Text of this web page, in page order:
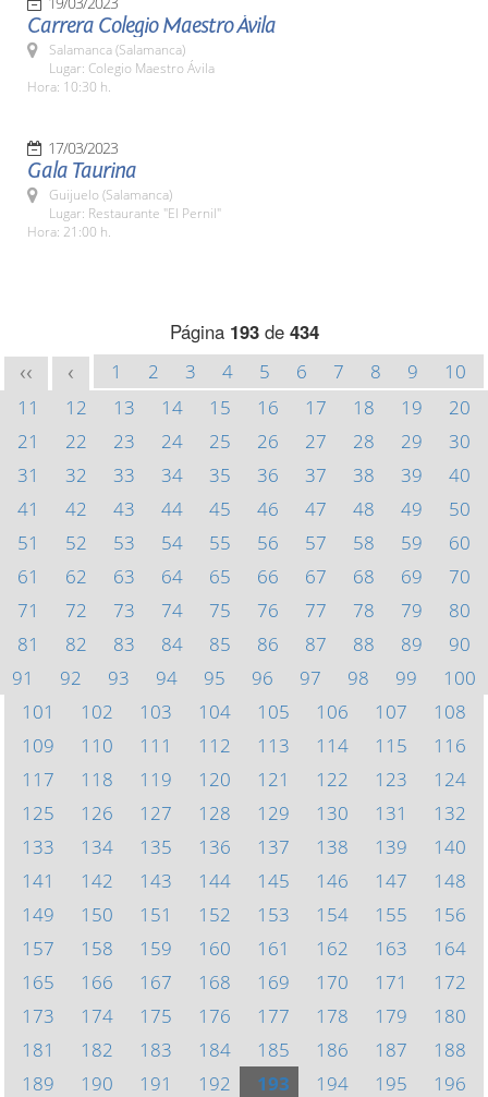
Carrera Colegio Maestro Ávila
Salamanca (Salamanca)
Lugar: Colegio Maestro Ávila
Hora: 10:30 h.
17/03/2023
Gala Taurina
Guijuelo (Salamanca)
Lugar: Restaurante "El Pernil"
Hora: 21:00 h.
Página 193de 434
<< < 1 2 3 4 5 6 7 8 9
10
11
12 13 14 15 16 17 18 19
20
21
22 23 24 25 26 27 28 29
30
31
32 33 34 35 36 37 38 39
40
41
42 43 44 45 46 47 48 49
50
51
52 53 54 55 56 57 58 59
60
61
62 63 64 65 66 67 68 69
70
71
72 73 74 75 76 77 78 79
80
81
82 83 84 85 86 87 88 89
90
91
92 93 94 95 96 97 98 99
100
101
102 103 104 105 106 107
108
109
110 111 112 113 114 115
116
117
118 119 120 121 122 123
124
125
126 127 128 129 130 131
132
133
134 135 136 137 138 139
140
141
142 143 144 145 146 147
148
149
150 151 152 153 154 155
156
157
158 159 160 161 162 163
164
165
166 167 168 169 170 171
172
173
174 175 176 177 178 179
180
181
182 183 184 185 186 187
188
189
190 191 192 193 194 195
196